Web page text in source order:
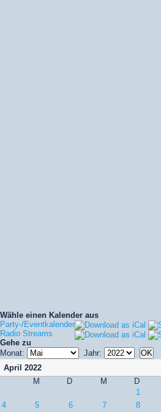
Wähle einen Kalender aus
Party-/Eventkalender
Radio Streams
Gehe zu
Monat:
Jahr:
April 2022
M
D M D
1
4
5 6 7 8